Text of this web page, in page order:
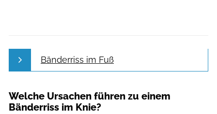
Bänderriss im Fuß
Welche Ursachen führen zu einem
Bänderriss im Knie?